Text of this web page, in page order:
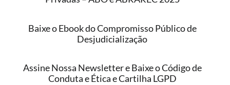
Baixe o Ebook do Compromisso Público de
Desjudicialização
Assine Nossa Newsletter e Baixe o Código de
Conduta e Ética e Cartilha LGPD